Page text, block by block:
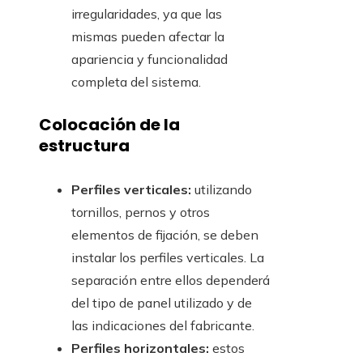
irregularidades, ya que las
mismas pueden afectar la
apariencia y funcionalidad
completa del sistema.
Colocación de la
estructura
Perfiles verticales: utilizando
tornillos, pernos y otros
elementos de fijación, se deben
instalar los perfiles verticales. La
separación entre ellos dependerá
del tipo de panel utilizado y de
las indicaciones del fabricante.
Perfiles horizontales: estos